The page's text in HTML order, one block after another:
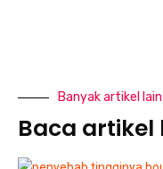
Banyak artikel
Baca artikel